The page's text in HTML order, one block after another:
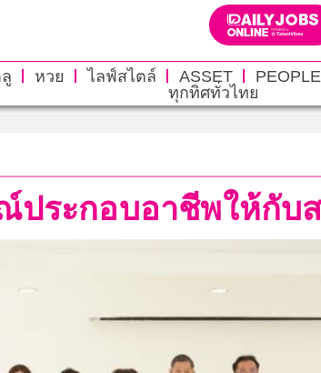
หวย ไลฟ์สไตล์ ASSET PEOPLE
ทุกทิศทั่วไทย
ณ์ประกอบอาชีพให้กั